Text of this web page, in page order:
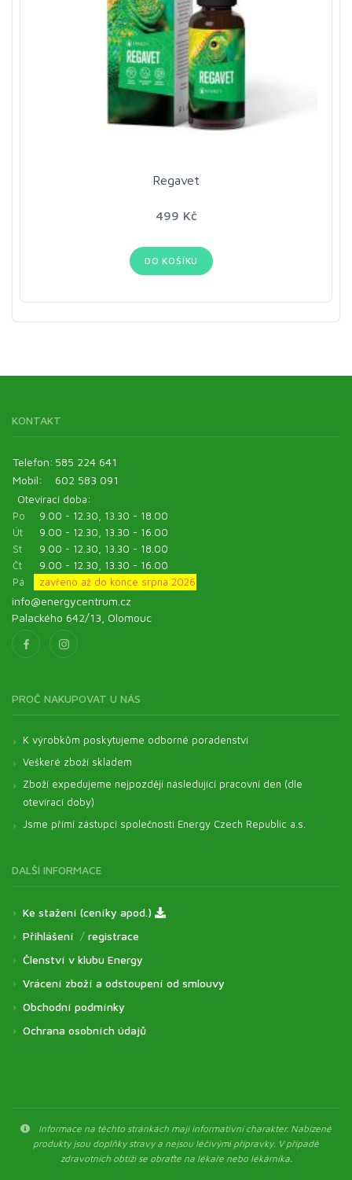
Regavet
499 Kč
DO KOŠÍKU
KONTAKT
Telefon: 585 224 641
Mobil:
602 583 091
Otevírací doba:
Po
9.00 - 12.30, 13.30 - 18.00
Út
9.00 - 12.30, 13.30 - 16.00
St
9.00 - 12.30, 13.30 - 18.00
Čt
9.00 - 12.30, 13.30 - 16.00
Pá
zavřeno až do konce srpna 2026
info@energycentrum.cz
Palackého 642/13, Olomouc
PROČ NAKUPOVAT U NÁS
K výrobkům poskytujeme odborné poradenství
Veškeré zboží skladem
Zboží expedujeme nejpozději následující pracovní den (dle
otevírací doby)
Jsme přímí zástupci společnosti Energy Czech Republic a.s.
DALŠÍ INFORMACE
Ke stažení (ceníky apod.)
Přihlášení / registrace
Členství v klubu Energy
Vrácení zboží a odstoupení od smlouvy
Obchodní podmínky
Ochrana osobních údajů
Informace na těchto stránkách mají informativní charakter. Nabízené
produkty jsou doplňky stravy a nejsou léčivými přípravky. V případě
zdravotních obtíží se obraťte na lékaře nebo lékárníka.